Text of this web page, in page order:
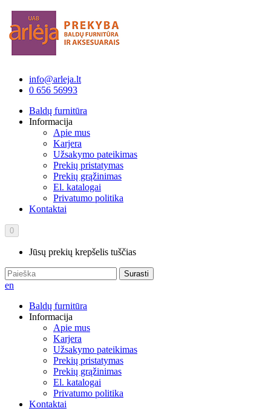
info@arleja.lt
0 656 56993
Baldų furnitūra
Informacija
Apie mus
Karjera
Užsakymo pateikimas
Prekių pristatymas
Prekių grąžinimas
El. katalogai
Privatumo politika
Kontaktai
0
Jūsų prekių krepšelis tuščias
Surasti
en
Baldų furnitūra
Informacija
Apie mus
Karjera
Užsakymo pateikimas
Prekių pristatymas
Prekių grąžinimas
El. katalogai
Privatumo politika
Kontaktai